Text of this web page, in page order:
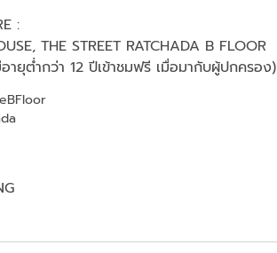
:
THE STREET RATCHADA B FLOOR
ายุต่ำกว่า 12 ปีเข้าชมฟรี เมื่อมากับผู้ปกครอง)